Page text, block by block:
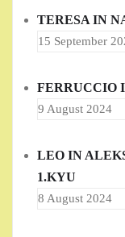
TERESA IN
15 September
FERRUCCIO
9 August 2024
LEO IN
1.KYU
8 August 2024